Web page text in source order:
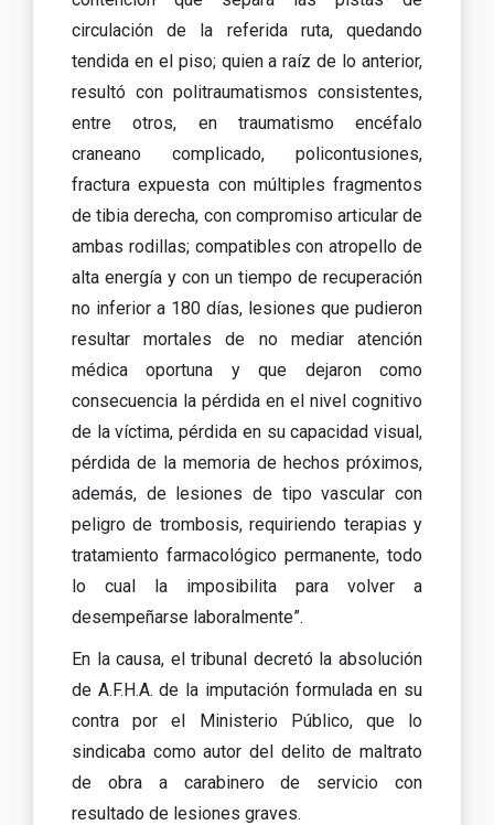
circulación de la referida ruta, quedando
tendida en el piso; quien a raíz de lo anterior,
resultó con politraumatismos consistentes,
entre otros, en traumatismo encéfalo
craneano complicado, policontusiones,
fractura expuesta con múltiples fragmentos
de tibia derecha, con compromiso articular de
ambas rodillas; compatibles con atropello de
alta energía y con un tiempo de recuperación
no inferior a 180 días, lesiones que pudieron
resultar mortales de no mediar atención
médica oportuna y que dejaron como
consecuencia la pérdida en el nivel cognitivo
de la víctima, pérdida en su capacidad visual,
pérdida de la memoria de hechos próximos,
además, de lesiones de tipo vascular con
peligro de trombosis, requiriendo terapias y
tratamiento farmacológico permanente, todo
lo cual la imposibilita para volver a
desempeñarse laboralmente”.
En la causa, el tribunal decretó la absolución
de A.F.H.A. de la imputación formulada en su
contra por el Ministerio Público, que lo
sindicaba como autor del delito de maltrato
de obra a carabinero de servicio con
resultado de lesiones graves.